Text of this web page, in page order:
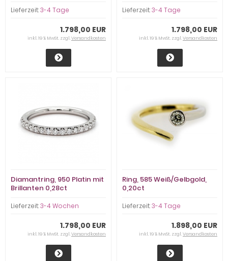
Lieferzeit:3-4 Tage
1.798,00 EUR
inkl. 19 % MwSt. zzgl.Versandkosten
Lieferzeit:3-4 Tage
1.798,00 EUR
inkl. 19 % MwSt. zzgl.Versandkosten
Diamantring, 950 Platin mit
Brillanten 0,28ct
Lieferzeit:3-4 Wochen
1.798,00 EUR
inkl. 19 % MwSt. zzgl.Versandkosten
Ring, 585 Weiß/Gelbgold,
0,20ct
Lieferzeit:3-4 Tage
1.898,00 EUR
inkl. 19 % MwSt. zzgl.Versandkosten